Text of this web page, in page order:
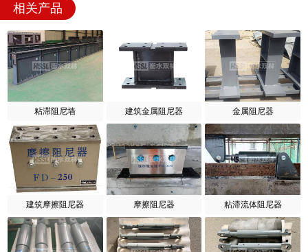
相关产品
粘滞阻尼墙 建筑金属阻尼器 金属阻尼器
建筑摩擦阻尼器 摩擦阻尼器 粘滞流体阻尼器